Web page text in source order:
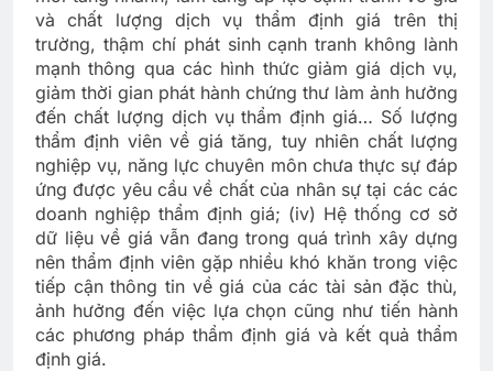
và chất lượng dịch vụ thẩm định giá trên thị
trường, thậm chí phát sinh cạnh tranh không lành
mạnh thông qua các hình thức giảm giá dịch vụ,
giảm thời gian phát hành chứng thư làm ảnh hưởng
đến chất lượng dịch vụ thẩm định giá… Số lượng
thẩm định viên về giá tăng, tuy nhiên chất lượng
nghiệp vụ, năng lực chuyên môn chưa thực sự đáp
ứng được yêu cầu về chất của nhân sự tại các các
doanh nghiệp thẩm định giá; (iv) Hệ thống cơ sở
dữ liệu về giá vẫn đang trong quá trình xây dựng
nên thẩm định viên gặp nhiều khó khăn trong việc
tiếp cận thông tin về giá của các tài sản đặc thù,
ảnh hưởng đến việc lựa chọn cũng như tiến hành
các phương pháp thẩm định giá và kết quả thẩm
định giá.